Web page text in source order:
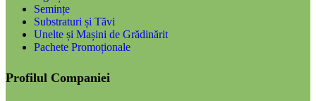
Semințe
Substraturi și Tăvi
Unelte și Mașini de Grădinărit
Pachete Promoționale
Profilul Companiei